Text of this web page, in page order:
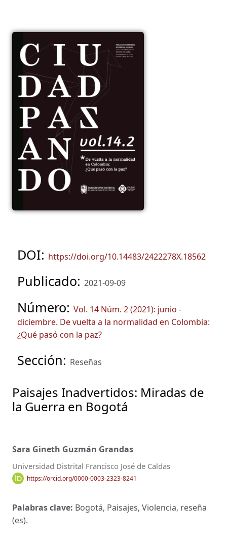
DOI: https://doi.org/10.14483/2422278X.18562
Publicado: 2021-09-09
Número: Vol. 14 Núm. 2 (2021): junio -
diciembre. De vuelta a la normalidad en Colombia:
¿Qué pasó con la paz?
Sección: Reseñas
Paisajes Inadvertidos: Miradas de
la Guerra en Bogotá
Sara Gineth Guzmán Grandas
Universidad Distrital Francisco José de Caldas
https://orcid.org/0000-0003-2323-8241
Palabras clave: Bogotá, Paisajes, Violencia, reseña
(es).